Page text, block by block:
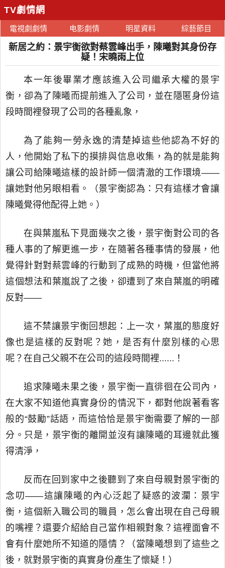
TV劇情網
電視劇劇情 电影劇情 明星資料 綜藝節目
新居之約：景宇衡欲對蔡雲峰出手，陳曦對其身份存
疑！宋曉雨上位
本一年後畢業才應該進入公司繼承大權的景宇
衡，卻為了陳曦而提前進入了公司，並在隱匿身份這
段時間裡發現了公司的各種亂象，
為了能夠一勞永逸的清楚掉這些他認為不好的
人，他開始了私下的摸排與信息收集，為的就是能夠
讓公司給陳曦這樣的設計師一個清澈的工作環境——
讓她對他另眼相看。（景宇衡認為：只有這樣才會讓
陳曦覺得他配得上她。）
在與葉嵐私下見面幾次之後，景宇衡對公司的各
種人事的了解更進一步，在隨著各種事情的發展，他
覺得針對對蔡雲峰的行動到了成熟的時機，但當他將
這個想法和葉嵐說了之後，卻遭到了來自葉嵐的明確
反對——
這不禁讓景宇衡回想起：上一次，葉嵐的態度好
像也是這樣的反對呢？她，是否有什麼別樣的心思
呢？在自己父親不在公司的這段時間裡......！
追求陳曦未果之後，景宇衡一直徘徊在公司內，
在大家不知道他真實身份的情況下，都對他說著看客
般的“鼓勵”話語，而這恰恰是景宇衡需要了解的一部
分。只是，景宇衡的離開並沒有讓陳曦的耳邊就此獲
得清淨，
反而在回到家中之後聽到了來自母親對景宇衡的
念叨——這讓陳曦的內心泛起了疑惑的波瀾：景宇
衡，這個新入職公司的職員，怎么會出現在自己母親
的嘴裡？還要介紹給自己當作相親對象？這裡面會不
會有什麼她所不知道的隱情？（當陳曦想到了這些之
後，就對景宇衡的真實身份產生了懷疑！）